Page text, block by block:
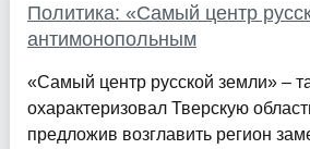
Политика: «Самый центр
антимонопольным
«Самый центр русской земли» –
охарактеризовал Тверскую
предложив возглавить регион